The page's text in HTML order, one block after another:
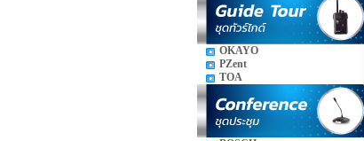
OKAYO
PZent
TOA